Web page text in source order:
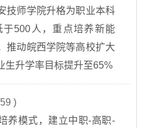
技师学院升格为职业本科
于500人，重点培养新能
推动皖西学院等高校扩大
生升学率目标提升至65%‌
)
养模式，建立中职-高职-